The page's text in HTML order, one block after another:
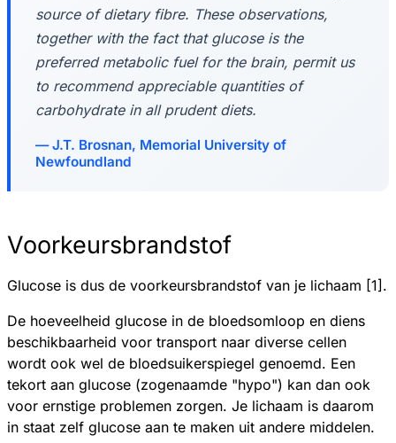
source of dietary fibre. These observations,
together with the fact that glucose is the
preferred metabolic fuel for the brain, permit us
to recommend appreciable quantities of
carbohydrate in all prudent diets.
J.T. Brosnan, Memorial University of
Newfoundland
Voorkeursbrandstof
Glucose is dus de voorkeursbrandstof van je lichaam [1].
De hoeveelheid glucose in de bloedsomloop en diens
beschikbaarheid voor transport naar diverse cellen
wordt ook wel de bloedsuikerspiegel genoemd. Een
tekort aan glucose (zogenaamde "hypo") kan dan ook
voor ernstige problemen zorgen. Je lichaam is daarom
in staat zelf glucose aan te maken uit andere middelen.